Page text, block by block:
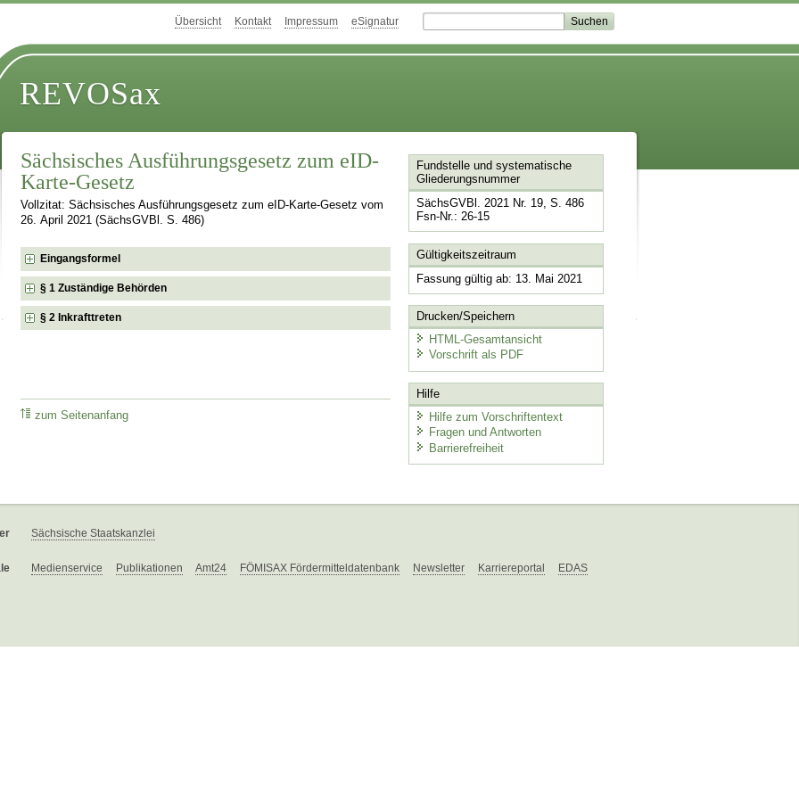
Übersicht Kontakt Impressum eSignatur
REVOSax
Sächsisches Ausführungsgesetz zum eID-
Karte-Gesetz
Vollzitat: Sächsisches Ausführungsgesetz zum eID-Karte-Gesetz vom
26. April 2021 (SächsGVBl. S. 486)
Eingangsformel
§ 1 Zuständige Behörden
§ 2 Inkrafttreten
zum Seitenanfang
Fundstelle und systematische
Gliederungsnummer
SächsGVBl. 2021 Nr. 19, S. 486
Fsn-Nr.: 26-15
Gültigkeitszeitraum
Fassung gültig ab: 13. Mai 2021
Drucken/Speichern
HTML-Gesamtansicht
Vorschrift als PDF
Hilfe
Hilfe zum Vorschriftentext
Fragen und Antworten
Barrierefreiheit
Sächsische Staatskanzlei
Medienservice Publikationen Amt24 FÖMISAX Fördermitteldatenbank Newsletter Karriereportal EDAS